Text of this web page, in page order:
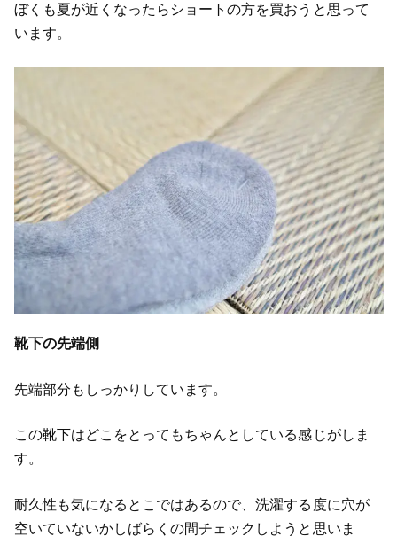
ぼくも夏が近くなったらショートの方を買おうと思って
います。
靴下の先端側
先端部分もしっかりしています。
この靴下はどこをとってもちゃんとしている感じがしま
す。
耐久性も気になるとこではあるので、洗濯する度に穴が
空いていないかしばらくの間チェックしようと思いま